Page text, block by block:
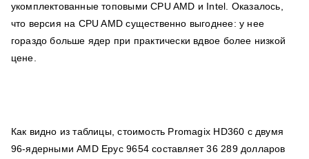
укомплектованные топовыми CPU AMD и Intel. Оказалось,
что версия на CPU AMD существенно выгоднее: у нее
гораздо больше ядер при практически вдвое более низкой
цене.
Как видно из таблицы, стоимость Promagix HD360 с двумя
96-ядерными AMD Epyc 9654 составляет 36 289 долларов